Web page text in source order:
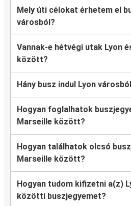
Mely úti célokat érhetem el
városból?
Vannak-e hétvégi utak Lyon
között?
Hány busz indul Lyon
Hogyan foglalhatok
Marseille között?
Hogyan találhatok olcsó
Marseille között?
Hogyan tudom kifizetni a(z)
közötti buszjegyemet?